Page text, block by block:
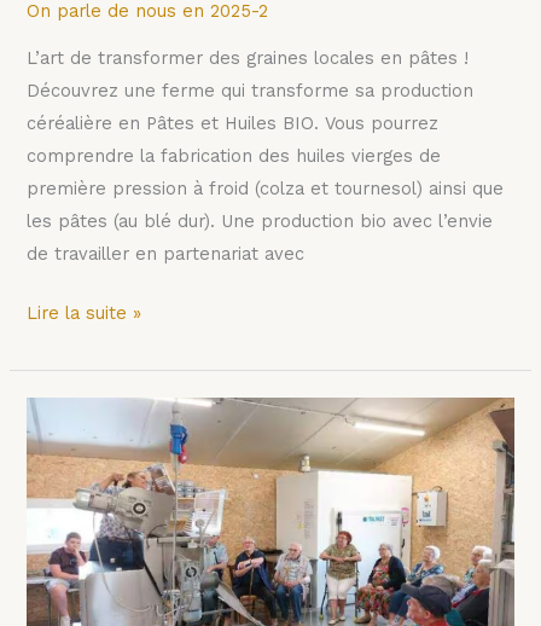
On parle de nous en 2025-2
L’art de transformer des graines locales en pâtes !
Découvrez une ferme qui transforme sa production
céréalière en Pâtes et Huiles BIO. Vous pourrez
comprendre la fabrication des huiles vierges de
première pression à froid (colza et tournesol) ainsi que
les pâtes (au blé dur). Une production bio avec l’envie
de travailler en partenariat avec
Lire la suite »
La
fabrication
des
pâtes
fascine
les
résidants